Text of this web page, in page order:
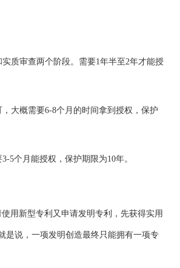
质审查两个阶段。需要1年半至2年才能授
大概需要6-8个月的时间拿到授权，保护
5个月能授权，保护期限为10年。
用新型专利又申请发明专利，先获得实用
是说，一项发明创造最终只能拥有一项专